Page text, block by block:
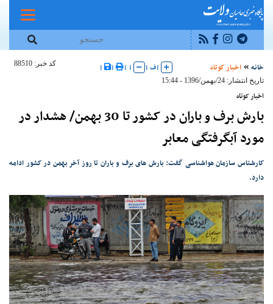
خانه اخبار کوتاه |ف |
|
|
|
|
کد خبر: 88510
تاریخ انتشار: 24/بهمن/1396 - 15:44
اخبار کوتاه
بارش برف و باران در کشور تا 30 بهمن/ هشدار در
مورد آبگرفتگی معابر
کارشتاس سازمان هواشناسی گفت: بارش های برف و باران تا روز آخر بهمن در کشور ادامه
دارد.